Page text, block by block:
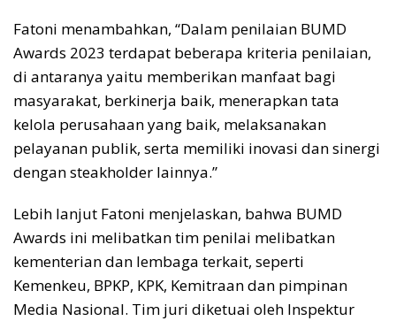
Fatoni menambahkan, “Dalam penilaian BUMD
Awards 2023 terdapat beberapa kriteria penilaian,
di antaranya yaitu memberikan manfaat bagi
masyarakat, berkinerja baik, menerapkan tata
kelola perusahaan yang baik, melaksanakan
pelayanan publik, serta memiliki inovasi dan sinergi
dengan steakholder lainnya.”
Lebih lanjut Fatoni menjelaskan, bahwa BUMD
Awards ini melibatkan tim penilai melibatkan
kementerian dan lembaga terkait, seperti
Kemenkeu, BPKP, KPK, Kemitraan dan pimpinan
Media Nasional. Tim juri diketuai oleh Inspektur